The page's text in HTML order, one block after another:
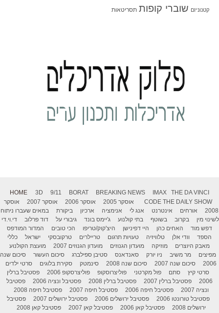
קטנוניזם שוברי קופות תסריטאות
HOME 3D 9/11 BORAT BREAKING NEWS IMAX
THE DA VINCI
CODE THE DAILY SHOW אוסקר 2005 אוסקר 2006 אוסקר 2007
אוסקר
2008
אורחים אינטרנט אנג לי אנימציה ארכיון ביקורת
במאים שעברו ניתוח
לשינוי מין
בקרוב בשוטף בתי קולנוע ג'יימס בונד גיבורי על דוד פרלוב
די.וי.די
דפש מוד
האחים כהן היי דפינישן היצ'קוק/טריפו הכי טובים
המדור המודפס
הספד
וודי אלן טלוויזיה טעויות תרגום טריילרים טרקובסקי ישראל
כללי
מאבק היוצרים
מוזיקה מועדון הגנוזים מועדון הגנוזים 2007
מועצת הקולנוע
מפיצים
מר משיב ניו יורק סאנדאנס סטיבן ספילברג סיכום העשור
סיכום שנה
2006
סיכום שנה 2007 סיכום שנה 2008 סינמטק סקירת בלוגים
סרטי ילדים
סרטי קיץ
סתם פול מקרטני פוליצרוסקופ פוליצרסקופ 2006
פסטיבל ברלין
2006
פסטיבל ברלין 2007 פסטיבל ברלין 2008 פסטיבל ונציה 2006
פסטיבל
ונציה 2007
פסטיבל חיפה 2006 פסטיבל חיפה 2007
פסטיבל חיפה 2008
פסטיבל טורונטו 2006
פסטיבל ירושלים 2006 פסטיבל ירושלים 2007
פסטיבל
ירושלים 2008
פסטיבל קאן 2006 פסטיבל קאן 2007 פסטיבל קאן 2008